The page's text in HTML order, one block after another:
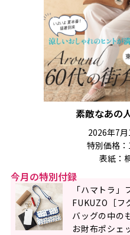
素敵なあの
2026年7
特別価格
表紙：
今月の特別付録
「ハマトラ
FUKUZO［フ
バッグの中の
お財布ポシェ